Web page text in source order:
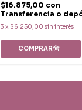
$16.875,00 con
Transferencia o
3 x $6.250,00 sin interés